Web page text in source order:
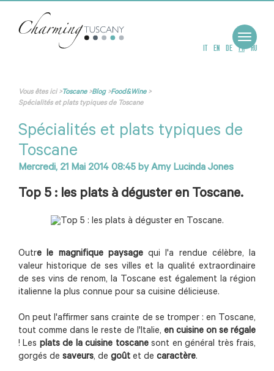
IT EN DE FR RU
Toggle
Vous êtes ici>Toscane>Blog>Food&Wine>
Spécialités et plats typiques de Toscane
Spécialités et plats typiques de
Toscane
Mercredi, 21 Mai 2014 08:45 byAmy Lucinda Jones
Top 5 : les plats à déguster en Toscane.
Outre le magnifique paysagequi l'a rendue célèbre, la
valeur historique de ses villes et la qualité extraordinaire
de ses vins de renom, la Toscane est également la région
italienne la plus connue pour sa cuisine délicieuse.
On peut l'affirmer sans crainte de se tromper : en Toscane,
tout comme dans le reste de l'Italie, en cuisine on se régale
! Les plats de la cuisine toscanesont en général très frais,
gorgés de saveurs, de goût et de caractère.